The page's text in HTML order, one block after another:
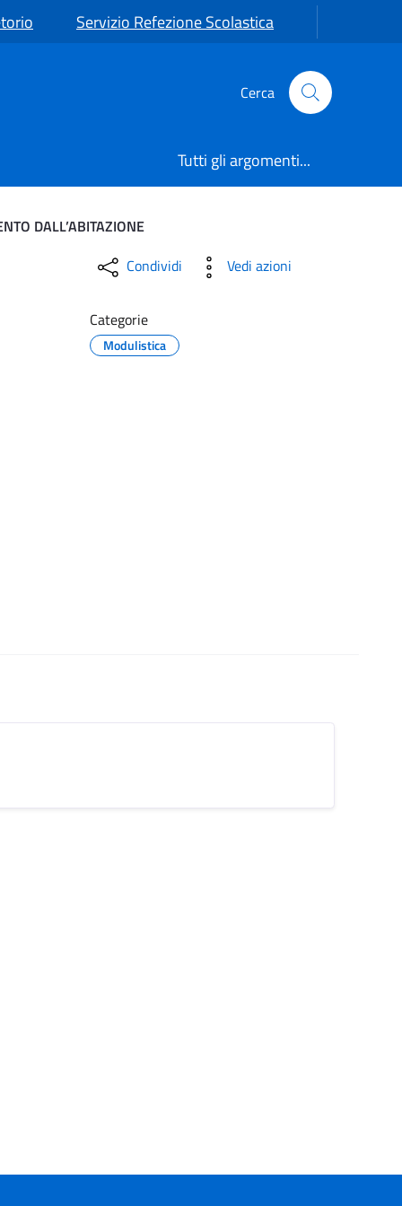
Servizio Refezione Scolastica
Cerca
Tutti gli argomenti...
DALL’ABITAZIONE
DA INFERMITA’
Condividi Vedi azioni
Categorie
Modulistica